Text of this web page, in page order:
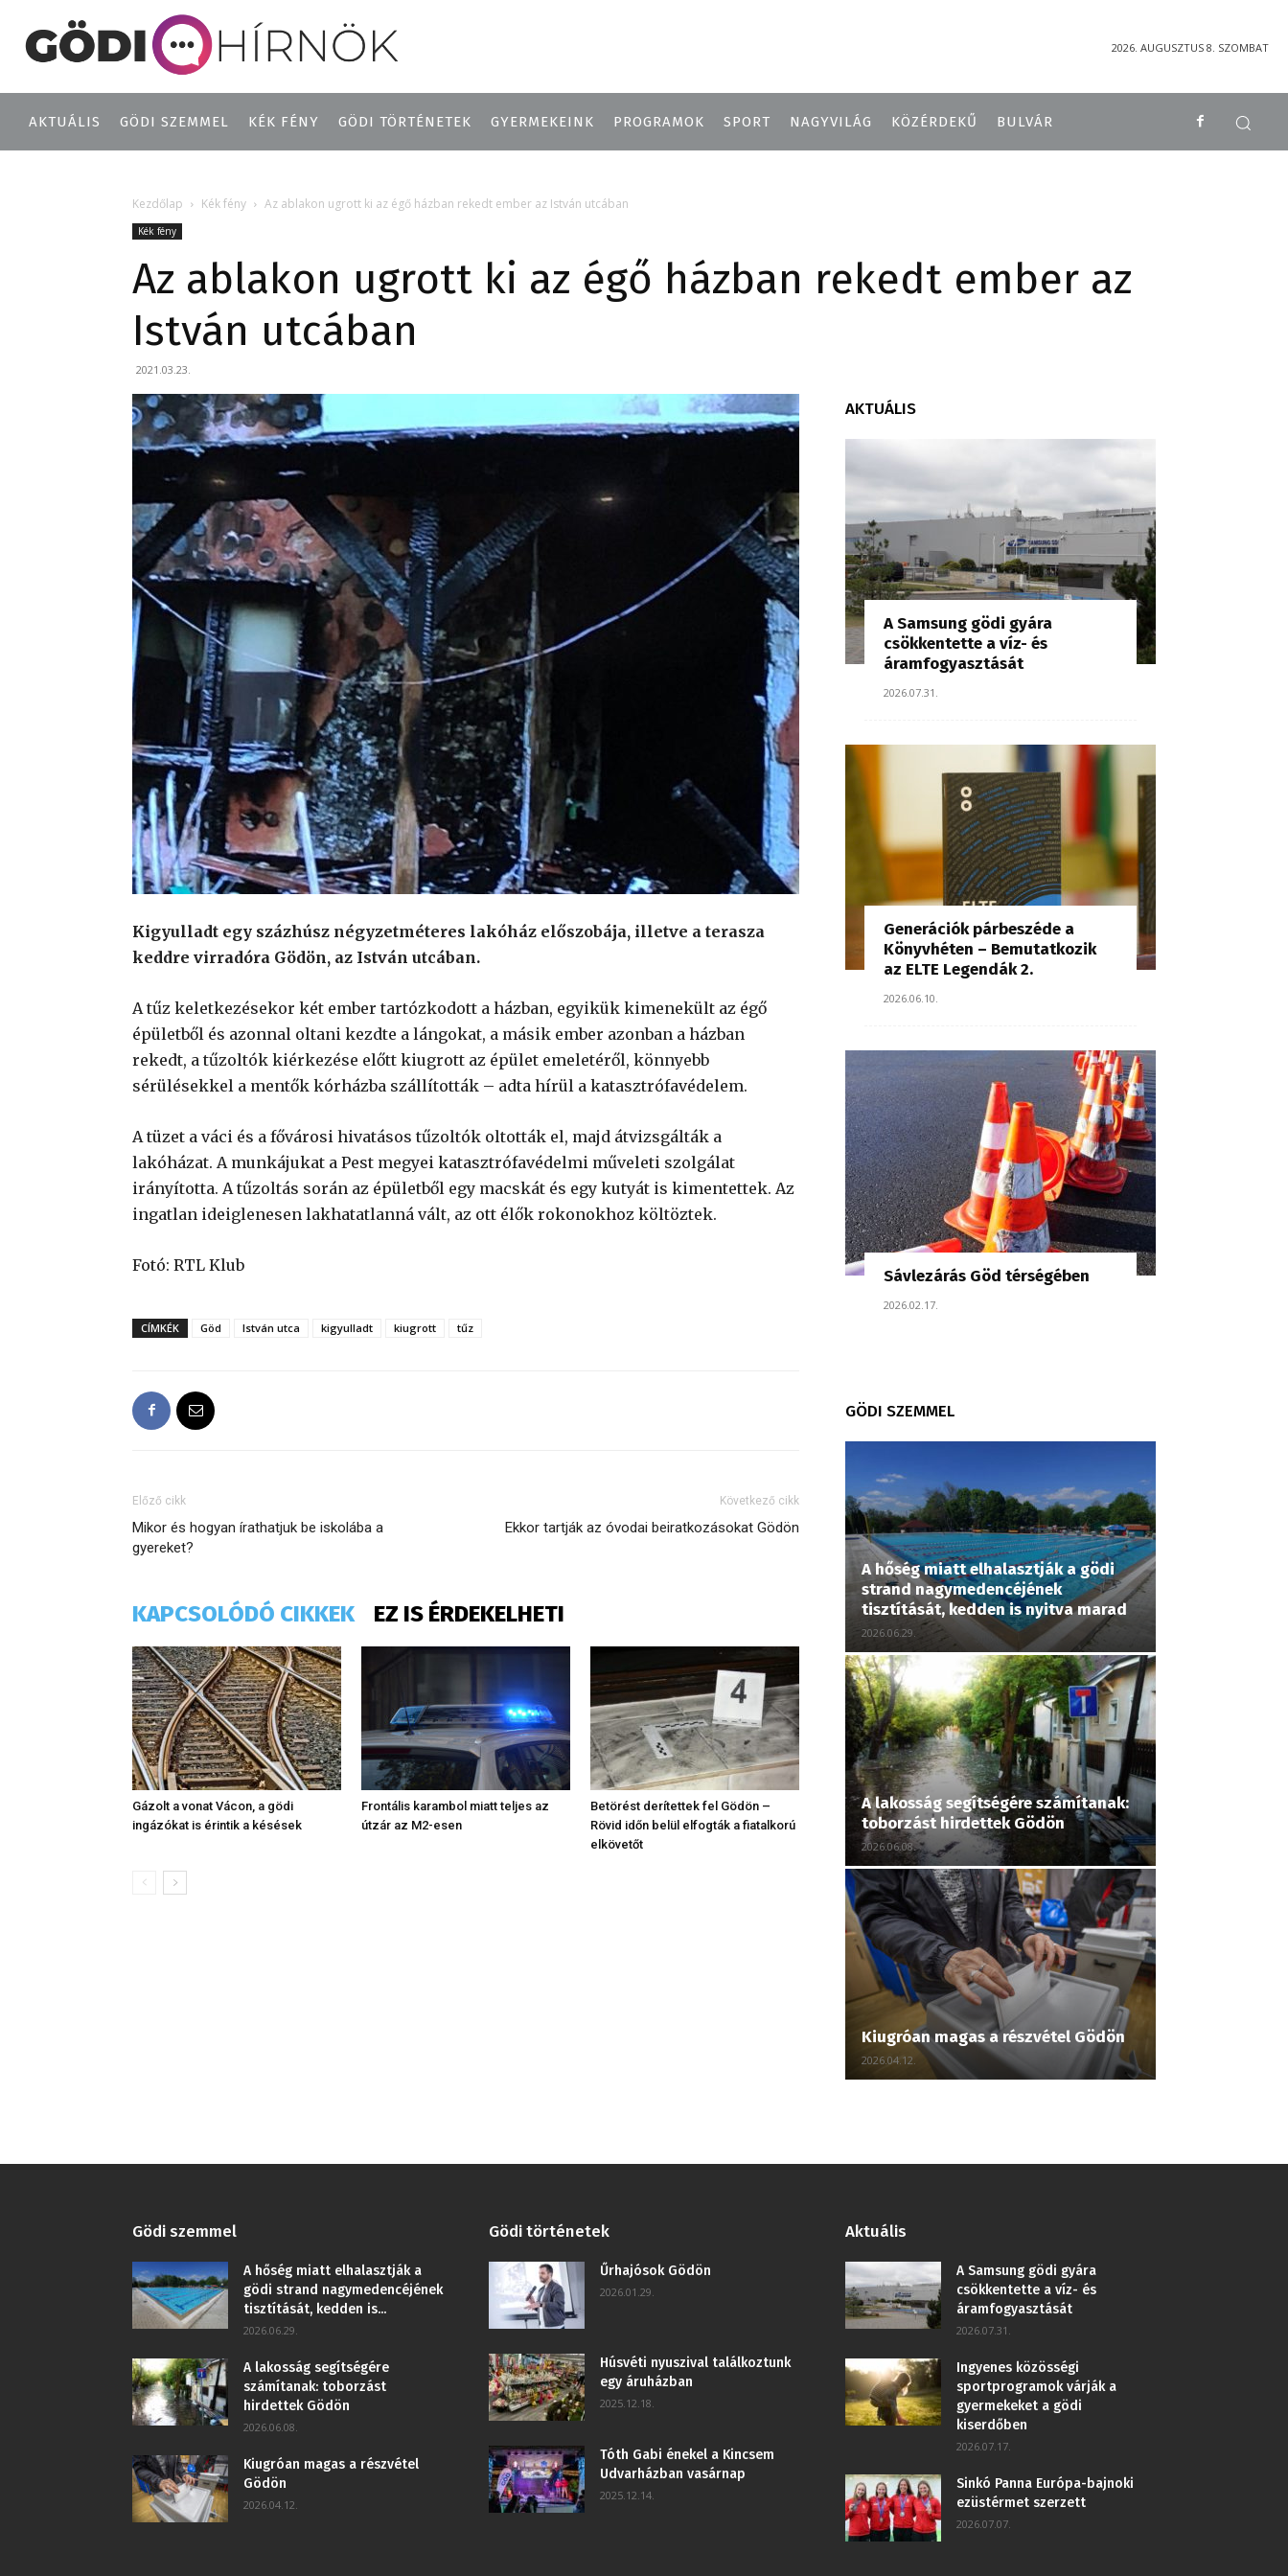
2026. AUGUSZTUS 8. SZOMBAT
AKTUÁLIS GÖDI SZEMMEL KÉK FÉNY GÖDI TÖRTÉNETEK GYERMEKEINK PROGRAMOK SPORT NAGYVILÁG KÖZÉRDEKŰ BULVÁR
Kezdőlap Kék fény Az ablakon ugrott ki az égő házban rekedt ember az István utcában
Kék fény
Az ablakon ugrott ki az égő házban rekedt ember az
István utcában
2021.03.23.
Kigyulladt egy százhúsz négyzetméteres lakóház előszobája, illetve a terasza
keddre virradóra Gödön, az István utcában.
A tűz keletkezésekor két ember tartózkodott a házban, egyikük kimenekült az égő
épületből és azonnal oltani kezdte a lángokat, a másik ember azonban a házban
rekedt, a tűzoltók kiérkezése előtt kiugrott az épület emeletéről, könnyebb
sérülésekkel a mentők kórházba szállították – adta hírül a katasztrófavédelem.
A tüzet a váci és a fővárosi hivatásos tűzoltók oltották el, majd átvizsgálták a
lakóházat. A munkájukat a Pest megyei katasztrófavédelmi műveleti szolgálat
irányította. A tűzoltás során az épületből egy macskát és egy kutyát is kimentettek. Az
ingatlan ideiglenesen lakhatatlanná vált, az ott élők rokonokhoz költöztek.
Fotó: RTL Klub
CÍMKÉK Göd István utca kigyulladt kiugrott tűz
Előző cikk
Mikor és hogyan írathatjuk be iskolába a
gyereket?
Következő cikk
Ekkor tartják az óvodai beiratkozásokat Gödön
KAPCSOLÓDÓ CIKKEK EZ IS ÉRDEKELHETI
Gázolt a vonat Vácon, a gödi
ingázókat is érintik a késések
Frontális karambol miatt teljes az
útzár az M2-esen
Betörést derítettek fel Gödön –
Rövid időn belül elfogták a fiatalkorú
elkövetőt
AKTUÁLIS
A Samsung gödi gyára
csökkentette a víz- és
áramfogyasztását
2026.07.31.
Generációk párbeszéde a
Könyvhéten – Bemutatkozik
az ELTE Legendák 2.
2026.06.10.
Sávlezárás Göd térségében
2026.02.17.
GÖDI SZEMMEL
A hőség miatt elhalasztják a gödi
strand nagymedencéjének
tisztítását, kedden is nyitva marad
2026.06.29.
A lakosság segítségére számítanak:
toborzást hirdettek Gödön
2026.06.08.
Kiugróan magas a részvétel Gödön
2026.04.12.
Gödi szemmel
A hőség miatt elhalasztják a
gödi strand nagymedencéjének
tisztítását, kedden is...
2026.06.29.
A lakosság segítségére
számítanak: toborzást
hirdettek Gödön
2026.06.08.
Kiugróan magas a részvétel
Gödön
2026.04.12.
Gödi történetek
Űrhajósok Gödön
2026.01.29.
Húsvéti nyuszival találkoztunk
egy áruházban
2025.12.18.
Tóth Gabi énekel a Kincsem
Udvarházban vasárnap
2025.12.14.
Aktuális
A Samsung gödi gyára
csökkentette a víz- és
áramfogyasztását
2026.07.31.
Ingyenes közösségi
sportprogramok várják a
gyermekeket a gödi
kiserdőben
2026.07.17.
Sinkó Panna Európa-bajnoki
ezüstérmet szerzett
2026.07.07.